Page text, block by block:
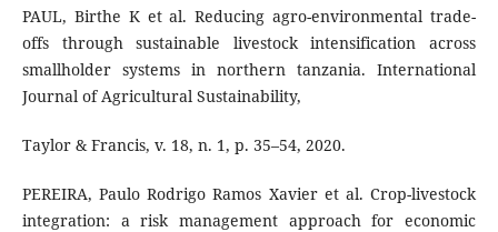
PAUL, Birthe K et al. Reducing agro-environmental trade-
offs through sustainable livestock intensification across
smallholder systems in northern tanzania. International
Journal of Agricultural Sustainability,
Taylor & Francis, v. 18, n. 1, p. 35–54, 2020.
PEREIRA, Paulo Rodrigo Ramos Xavier et al. Crop-livestock
integration: a risk management approach for economic